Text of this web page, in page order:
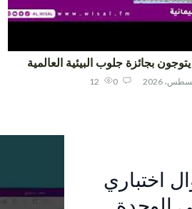
بجائزة جلوب البيئية العالمية
12
اختباري
في
اختباري